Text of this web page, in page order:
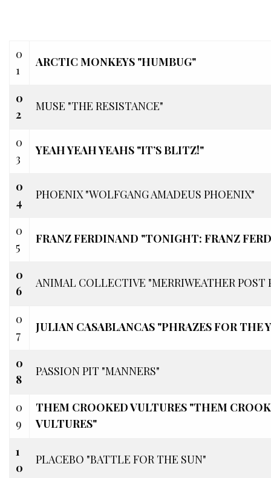
0
1
ARCTIC MONKEYS "HUMBUG"
0
2
MUSE "THE RESISTANCE"
0
3
YEAH YEAH YEAHS "IT’S BLITZ!"
0
4
PHOENIX "WOLFGANG AMADEUS PHOENIX"
0
5
FRANZ FERDINAND "TONIGHT: FRANZ
0
6
ANIMAL COLLECTIVE "MERRIWEATHER POST
0
7
JULIAN CASABLANCAS "PHRAZES FOR THE
0
8
PASSION PIT "MANNERS"
0
9
THEM CROOKED VULTURES "THEM
VULTURES"
1
0
PLACEBO "BATTLE FOR THE SUN"